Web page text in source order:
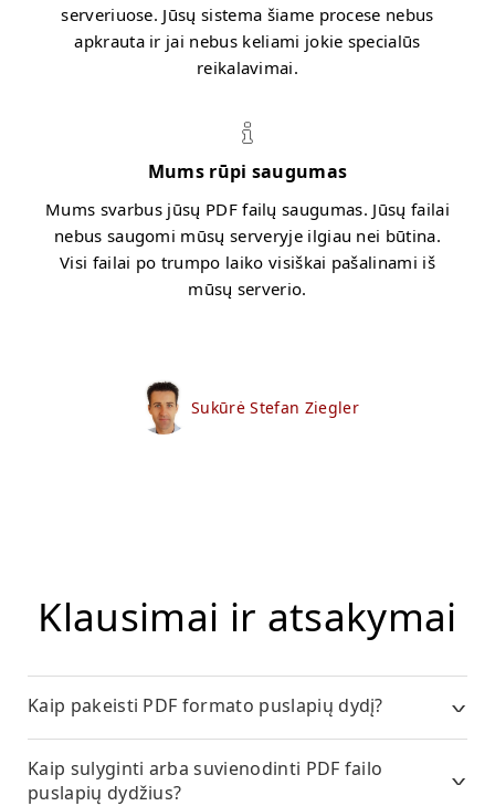
serveriuose. Jūsų sistema šiame procese nebus
apkrauta ir jai nebus keliami jokie specialūs
reikalavimai.
Mums rūpi saugumas
Mums svarbus jūsų PDF failų saugumas. Jūsų failai
nebus saugomi mūsų serveryje ilgiau nei būtina.
Visi failai po trumpo laiko visiškai pašalinami iš
mūsų serverio.
Sukūrė Stefan Ziegler
Klausimai ir atsakymai
Kaip pakeisti PDF formato puslapių dydį?
Kaip sulyginti arba suvienodinti PDF failo
puslapių dydžius?